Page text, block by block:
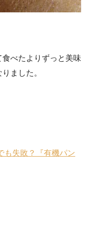
べたよりずっと美味
ました。
も失敗？『有機パン